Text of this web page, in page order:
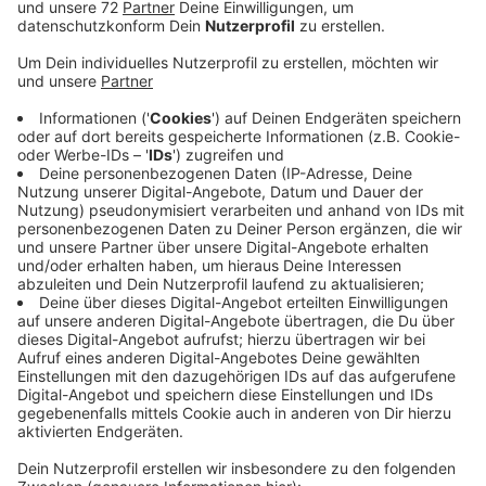
Veröffentlicht:Dienstag, 22.08.2023 06:09
Anzeige
Die Arbeitsagentur nennt die Veranstaltung einen
kleinen aber wichtigen Baustein im Kampf gegen den
Fachkräftemangel. Es sei sehr wichtig die Schüler früh
an die Möglichkeit einer Ausbildung heranzuführen und
Sie auch für diese Berufe zu begeistern. Daher stellen
heute auch 30 Unternehmen an die 100
Ausbildungsberufe vor. Die Sekundarschule freut sich
über die Vielfalt. Den Schülern einen weiten Einblick in
die Berufsfelder zu ermöglichen sei wichtig. Außerdem
können sich Schüler direkt für ein Praktikum oder eine
Ausbildung bewerben.
Heute startet um 16 Uhr die Ausbildungsmesse